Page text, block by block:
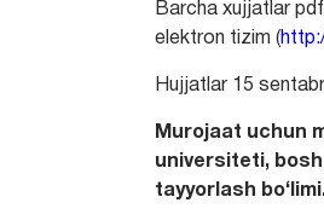
Barcha xujjatlar
elektron tizim (
Hujjatlar 15
Murojaat uchun
universiteti,
tayyorlash